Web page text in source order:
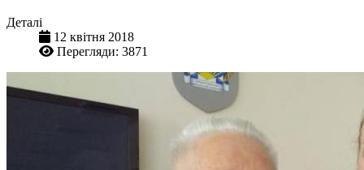
Деталі
12 квітня 2018
Перегляди: 3871